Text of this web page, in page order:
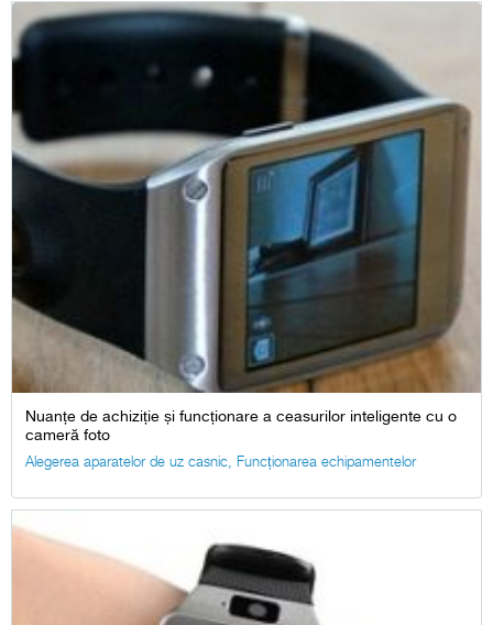
Nuanțe de achiziție și funcționare a ceasurilor inteligente cu o
cameră foto
Alegerea aparatelor de uz casnic, Funcționarea echipamentelor